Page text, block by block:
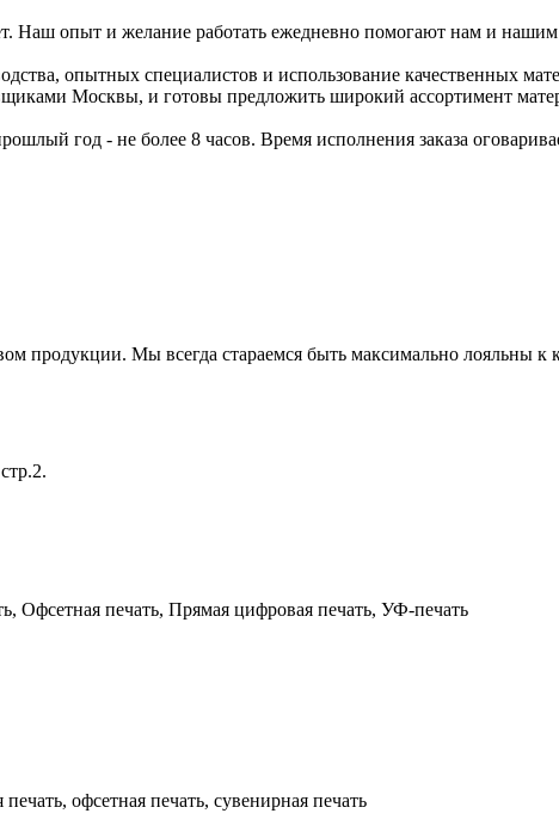
Наш опыт и желание работать ежедневно помогают нам и
опытных специалистов и использование
Москвы, и готовы предложить широкий ассортимент
год - не более 8 часов. Время исполнения заказа
продукции. Мы всегда стараемся быть максимально лояльны
Офсетная печать, Прямая цифровая печать, УФ-печать
офсетная печать, сувенирная печать